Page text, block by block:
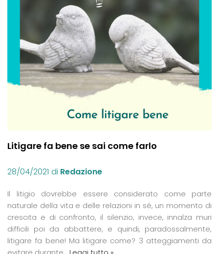
Litigare fa bene se sai come farlo
28/04/2021 di Redazione
Il litigio dovrebbe essere considerato come parte
naturale della vita e delle relazioni in sé, un momento di
crescita e di confronto, il silenzio, invece, innalza muri
difficili poi da abbattere, e quindi, paradossalmente,
litigare fa bene! Ma litigare come? 3 atteggiamenti da